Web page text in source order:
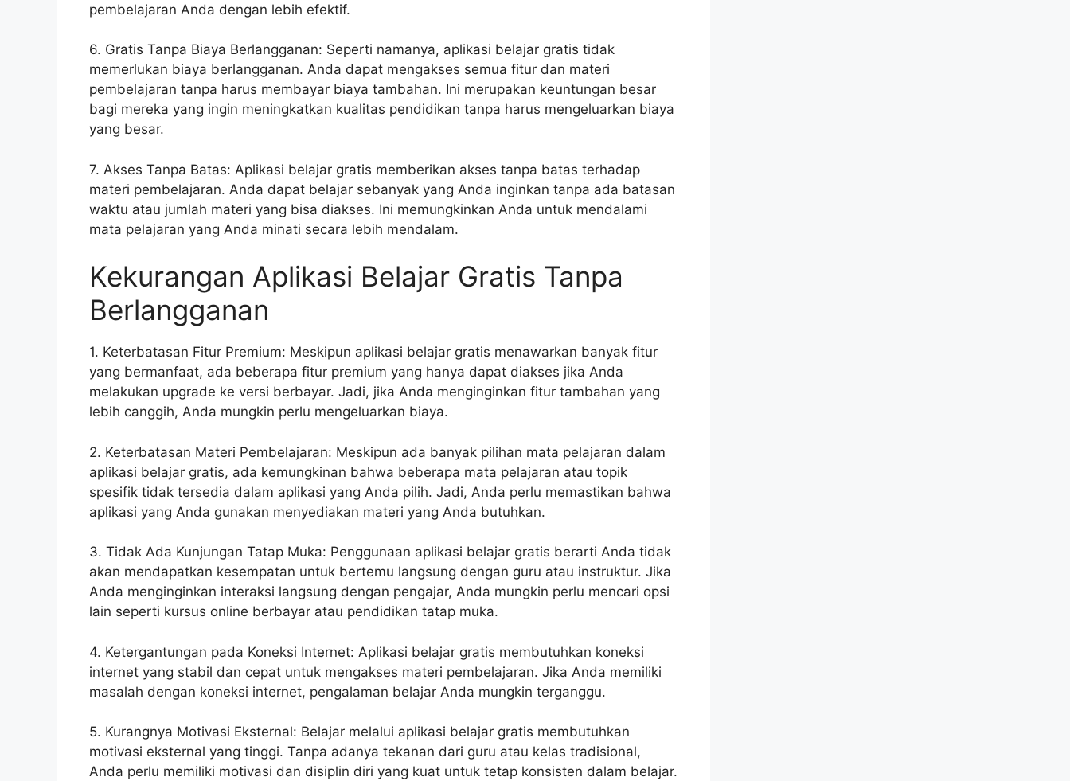
pembelajaran Anda dengan lebih efektif.
6. Gratis Tanpa Biaya Berlangganan: Seperti namanya, aplikasi belajar gratis tidak
memerlukan biaya berlangganan. Anda dapat mengakses semua fitur dan materi
pembelajaran tanpa harus membayar biaya tambahan. Ini merupakan keuntungan besar
bagi mereka yang ingin meningkatkan kualitas pendidikan tanpa harus mengeluarkan biaya
yang besar.
7. Akses Tanpa Batas: Aplikasi belajar gratis memberikan akses tanpa batas terhadap
materi pembelajaran. Anda dapat belajar sebanyak yang Anda inginkan tanpa ada batasan
waktu atau jumlah materi yang bisa diakses. Ini memungkinkan Anda untuk mendalami
mata pelajaran yang Anda minati secara lebih mendalam.
Kekurangan Aplikasi Belajar Gratis Tanpa
Berlangganan
1. Keterbatasan Fitur Premium: Meskipun aplikasi belajar gratis menawarkan banyak fitur
yang bermanfaat, ada beberapa fitur premium yang hanya dapat diakses jika Anda
melakukan upgrade ke versi berbayar. Jadi, jika Anda menginginkan fitur tambahan yang
lebih canggih, Anda mungkin perlu mengeluarkan biaya.
2. Keterbatasan Materi Pembelajaran: Meskipun ada banyak pilihan mata pelajaran dalam
aplikasi belajar gratis, ada kemungkinan bahwa beberapa mata pelajaran atau topik
spesifik tidak tersedia dalam aplikasi yang Anda pilih. Jadi, Anda perlu memastikan bahwa
aplikasi yang Anda gunakan menyediakan materi yang Anda butuhkan.
3. Tidak Ada Kunjungan Tatap Muka: Penggunaan aplikasi belajar gratis berarti Anda tidak
akan mendapatkan kesempatan untuk bertemu langsung dengan guru atau instruktur. Jika
Anda menginginkan interaksi langsung dengan pengajar, Anda mungkin perlu mencari opsi
lain seperti kursus online berbayar atau pendidikan tatap muka.
4. Ketergantungan pada Koneksi Internet: Aplikasi belajar gratis membutuhkan koneksi
internet yang stabil dan cepat untuk mengakses materi pembelajaran. Jika Anda memiliki
masalah dengan koneksi internet, pengalaman belajar Anda mungkin terganggu.
5. Kurangnya Motivasi Eksternal: Belajar melalui aplikasi belajar gratis membutuhkan
motivasi eksternal yang tinggi. Tanpa adanya tekanan dari guru atau kelas tradisional,
Anda perlu memiliki motivasi dan disiplin diri yang kuat untuk tetap konsisten dalam belajar.